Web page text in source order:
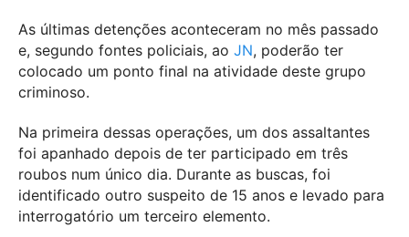
As últimas detenções aconteceram no mês passado
e, segundo fontes policiais, ao JN, poderão ter
colocado um ponto final na atividade deste grupo
criminoso.
Na primeira dessas operações, um dos assaltantes
foi apanhado depois de ter participado em três
roubos num único dia. Durante as buscas, foi
identificado outro suspeito de 15 anos e levado para
interrogatório um terceiro elemento.